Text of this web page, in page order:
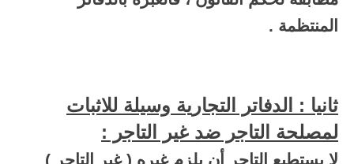
المنتظمة .
ثانيا : الدفاتر التجارية وسيلة للاثبات
لمصلحة التاجر ضد غير التاجر :